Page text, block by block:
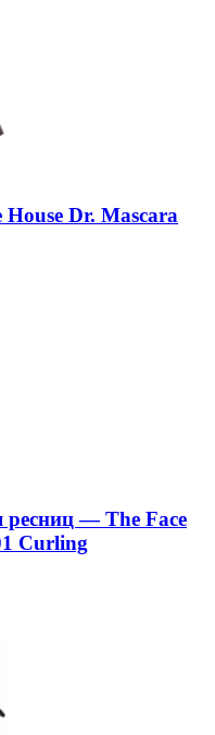
Dr. Mascara
— The Face
Curling